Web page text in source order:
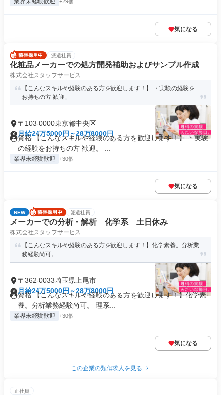
業界未経験歓迎 +29個
気になる
派遣社員
化粧品メーカーでの処方開発補助およびサンプル作成
株式会社スタッフサービス
【こんなスキルや経験のある方を歓迎します！】 ・実験の経験を
お持ちの方 歓迎。
〒103-0000東京都中央区
月給24万5000円～28万8000円
資格 【こんなスキルや経験のある方を歓迎します！】 ・実験
の経験をお持ちの方 歓迎。 ...
業界未経験歓迎 +30個
気になる
NEW 派遣社員
メーカーでの分析・解析 化学系 土日休み
株式会社スタッフサービス
【こんなスキルや経験のある方を歓迎します！】化学素養。分析業
務経験尚可。
〒362-0033埼玉県上尾市
月給24万5000円～28万8000円
資格 【こんなスキルや経験のある方を歓迎します！】化学素
養。分析業務経験尚可。 理系...
業界未経験歓迎 +30個
気になる
この企業の類似求人を見る
正社員